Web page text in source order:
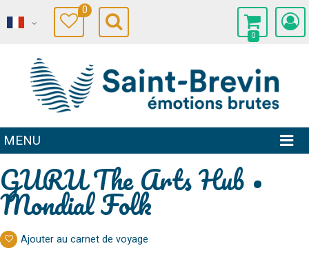
0
0
MENU
GURU The Arts Hub •
Mondial Folk
Ajouter au carnet de voyage